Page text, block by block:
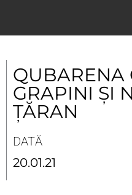
content
QUBARENA
GRAPINI ȘI
ȚĂRAN
DATĂ
20.01.21